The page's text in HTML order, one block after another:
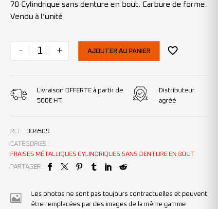
70 Cylindrique sans denture en bout. Carbure de forme.
Vendu à l’unité
- + AJOUTER AU PANIER
Livraison OFFERTE à partir de
500€ HT
Distributeur
agréé
REF : 304509
CATÉGORIES :
FRAISES MÉTALLIQUES CYLINDRIQUES SANS DENTURE EN BOUT
PARTAGER :
Les photos ne sont pas toujours contractuelles et peuvent
être remplacées par des images de la même gamme